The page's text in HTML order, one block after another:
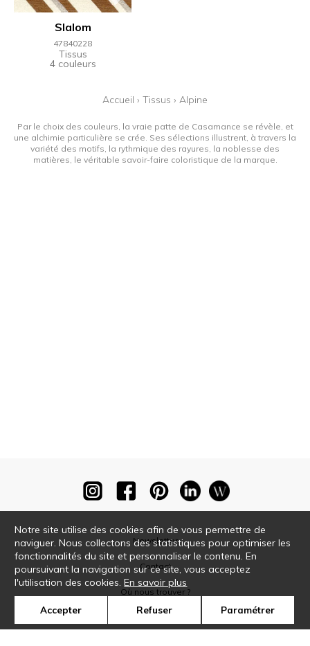
Slalom
47840228
Tissus
4 couleurs
Accueil › Tissus › Alpine
Par le choix des couleurs, la vraie patte de Casamance se révèle, et
une alchimie particulière se crée. Ses sélections illustrent, à travers la
variété des motifs, la rythmique des rayures, la noblesse des
matières, le véritable savoir-faire coloristique de la marque.
Newsletter
Contact
Où nous trouver ?
Notre site utilise des cookies afin de vous permettre de
naviguer. Nous collectons des statistiques pour optimiser les
fonctionnalités du site et personnaliser le contenu. En
poursuivant la navigation sur ce site, vous acceptez
l'utilisation des cookies.En savoir plus
Accepter Refuser Paramétrer